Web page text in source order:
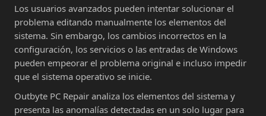
Los usuarios avanzados pueden intentar solucionar el
problema editando manualmente los elementos del
sistema. Sin embargo, los cambios incorrectos en la
configuración, los servicios o las entradas de Windows
pueden empeorar el problema original e incluso impedir
que el sistema operativo se inicie.
Outbyte PC Repair analiza los elementos del sistema y
presenta las anomalías detectadas en un solo lugar para